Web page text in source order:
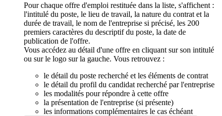
Pour chaque offre d'emploi restituée dans la liste, s'affichent :
l'intitulé du poste, le lieu de travail, la nature du contrat et la
durée de travail, le nom de l'entreprise si précisé, les 200
premiers caractères du descriptif du poste, la date de
publication de l'offre.
Vous accédez au détail d'une offre en cliquant sur son intitulé
ou sur le logo sur la gauche. Vous retrouvez :
le détail du poste recherché et les éléments de contrat
le détail du profil du candidat recherché par l'entreprise
les modalités pour répondre à cette offre
la présentation de l'entreprise (si présente)
les informations complémentaires le cas échéant